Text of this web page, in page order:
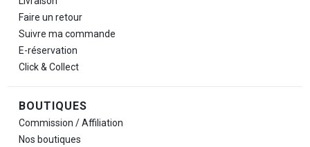
Faire un retour
Suivre ma commande
E-réservation
Click & Collect
BOUTIQUES
Commission / Affiliation
Nos boutiques